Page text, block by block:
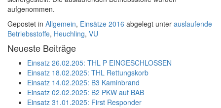
aufgenommen.
Gepostet in Allgemein, Einsätze 2016 abgelegt unter auslaufende
Betriebsstoffe, Heuchling, VU
Neueste Beiträge
Einsatz 26.02.205: THL P EINGESCHLOSSEN
Einsatz 18.02.2025: THL Rettungskorb
Einsatz 14.02.2025: B3 Kaminbrand
Einsatz 02.02.2025: B2 PKW auf BAB
Einsatz 31.01.2025: First Responder